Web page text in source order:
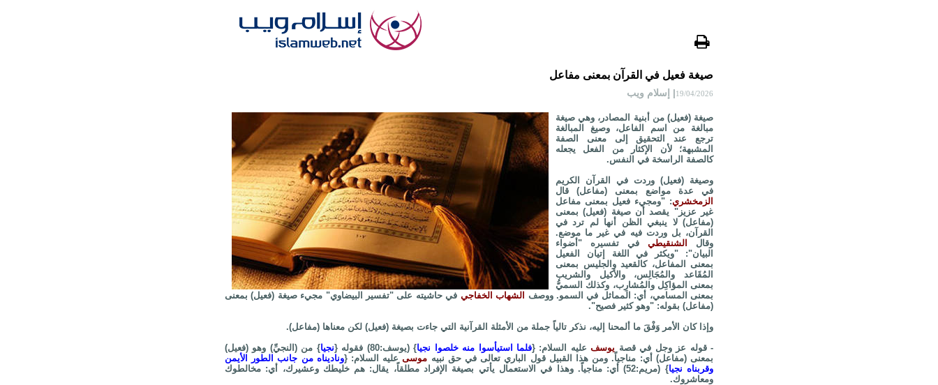
صيغة فعيل في القرآن بمعنى مفاعل
19/04/2026| إسلام ويب
صيغة (فعيل) من أبنية المصادر، وهي صيغة
مبالغة من اسم الفاعل، وصيغ المبالغة
ترجع عند التحقيق إلى معنى الصفة
المشبهة؛ لأن الإكثار من الفعل يجعله
كالصفة الراسخة في النفس.
وصيغة (فعيل) وردت في القرآن الكريم
في عدة مواضع بمعنى (مفاعل) قال
الزمخشري: "ومجيء فعيل بمعنى مفاعل
غير عزيز" يقصد أن صيغة (فعيل) بمعنى
(مفاعل) لا ينبغي الظن أنها لم ترد في
القرآن، بل وردت فيه في غير ما موضع.
وقال
الشنقيطي في تفسيره "أضواء
البيان": "ويكثر في اللغة إتيان الفعيل
بمعنى المفاعل، كالقعيد والجليس بمعنى
المُقَاعد والمُجَالِس، والأكيل والشريب
بمعنى المؤاكِل والمُشارِب، وكذلك السميُّ
بمعنى المسامي، أي: المماثل في السمو. ووصف الشهاب الخفاجي في حاشيته على "تفسير البيضاوي" مجيء صيغة (فعيل) بمعنى
(مفاعل) بقوله: "وهو كثير فصيح".
وإذا كان الأمر وَفْقَ ما ألمحنا إليه، نذكر تالياً جملة من الأمثلة القرآنية التي جاءت بصيغة (فعيل) لكن معناها (مفاعل).
- قوله عز وجل في قصة يوسفعليه السلام: {فلما استيأسوا منه خلصوا نجيا} (يوسف:80) فقوله { نجيا} من (النجيِّ) وهو (فعيل)
بمعنى (مفاعل) أي: مناجياً. ومن هذا القبيل قول الباري تعالى في حق نبيه موسىعليه السلام: {وناديناه من جانب الطور الأيمن
وقربناه نجيا
} (مريم:52) أي: مناجياً. وهذا في الاستعمال يأتي بصيغة الإفراد مطلقاً، يقال: هم خليطك وعشيرك، أي: مخالطوك
ومعاشروك.